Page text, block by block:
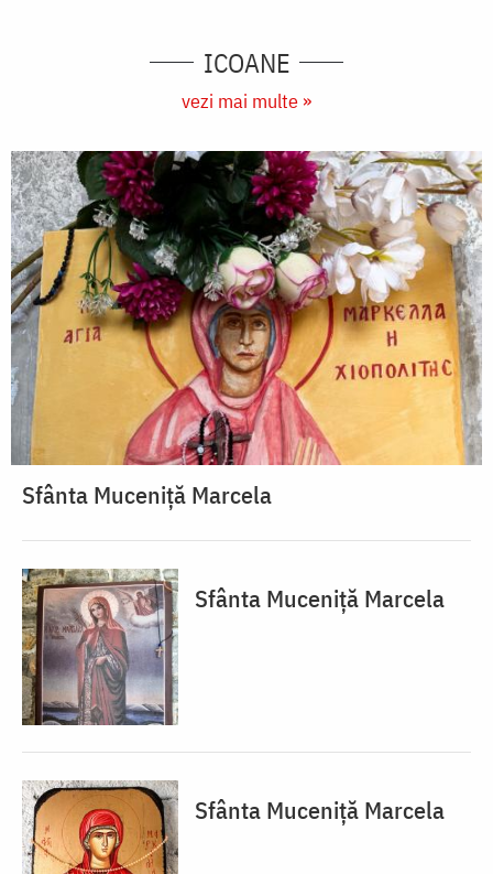
ICOANE
vezi mai multe »
Sfânta Muceniță Marcela
Sfânta Muceniță Marcela
Sfânta Muceniță Marcela